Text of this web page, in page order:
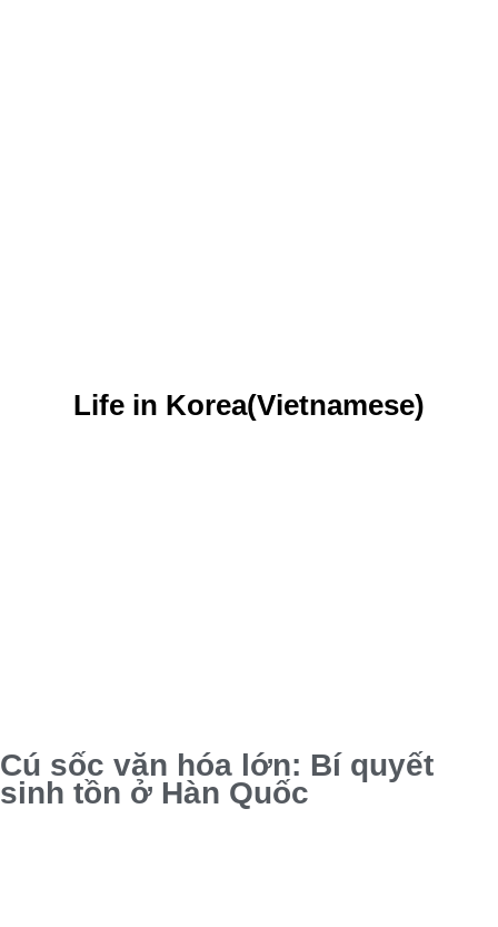
Life in Korea(Vietnamese)
Cú sốc văn hóa lớn: Bí quyết
sinh tồn ở Hàn Quốc